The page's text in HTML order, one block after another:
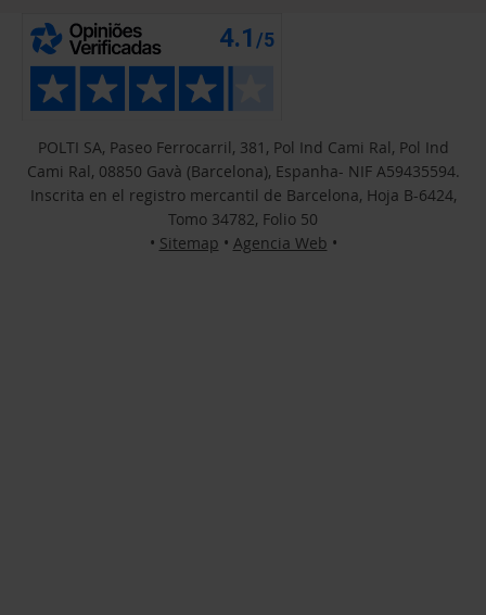
POLTI SA, Paseo Ferrocarril, 381, Pol Ind Cami Ral, Pol Ind
Cami Ral, 08850 Gavà (Barcelona), Espanha- NIF A59435594.
Inscrita en el registro mercantil de Barcelona, Hoja B-6424,
Tomo 34782, Folio 50
• Sitemap • Agencia Web •